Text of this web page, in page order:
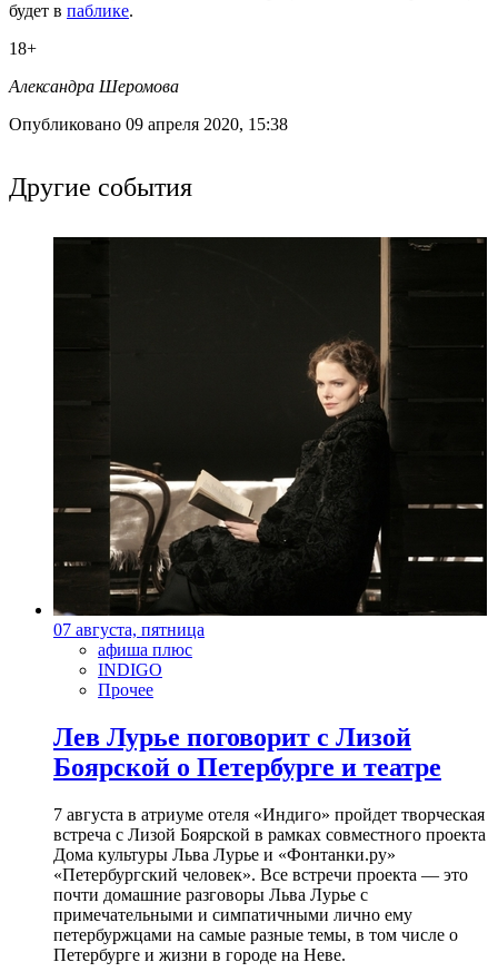
будет в паблике.
18+
Александра Шеромова
Опубликовано 09 апреля 2020, 15:38
Другие события
07 августа, пятница
афиша плюс
INDIGO
Прочее
Лев Лурье поговорит с Лизой
Боярской о Петербурге и театре
7 августа в атриуме отеля «Индиго» пройдет творческая
встреча с Лизой Боярской в рамках совместного проекта
Дома культуры Льва Лурье и «Фонтанки.ру»
«Петербургский человек». Все встречи проекта — это
почти домашние разговоры Льва Лурье с
примечательными и симпатичными лично ему
петербуржцами на самые разные темы, в том числе о
Петербурге и жизни в городе на Неве.